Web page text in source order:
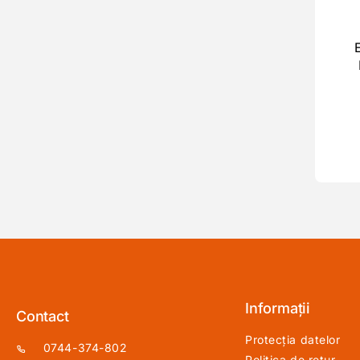
Contact
0744-374-802
Informații
Protecția datelor